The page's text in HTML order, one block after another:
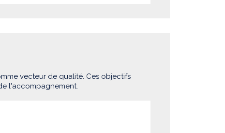
vecteur de qualité. Ces objectifs
l'accompagnement.